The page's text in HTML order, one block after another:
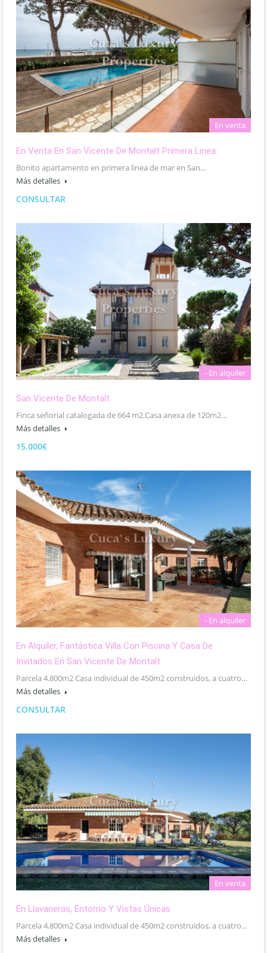
En venta
En Venta En San Vicente De Montalt Primera Linea
Bonito apartamento en primera linea de mar en San…
Más detalles
CONSULTAR
- En alquiler
San Vicente De Montalt
Finca señorial catalogada de 664 m2.Casa anexa de 120m2…
Más detalles
15.000€
- En alquiler
En Alquiler, Fantástica Villa Con Piscina Y Casa De
Invitados En San Vicente De Montalt.
Parcela 4.800m2 Casa individual de 450m2 construidos, a cuatro…
Más detalles
CONSULTAR
En venta
En Llavaneras, Entorno Y Vistas Únicas
Parcela 4.800m2 Casa individual de 450m2 construidos, a cuatro…
Más detalles